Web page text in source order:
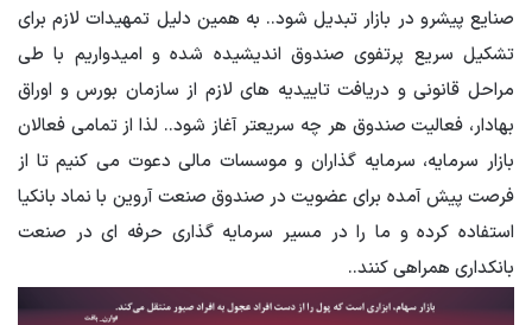
صنایع پیشرو در بازار تبدیل شود.. به همین دلیل تمهیدات لازم برای
تشکیل سریع پرتفوی صندوق اندیشیده شده و امیدواریم با طی
مراحل قانونی و دریافت تاییدیه های لازم از سازمان بورس و اوراق
بهادار، فعالیت صندوق هر چه سریعتر آغاز شود.. لذا از تمامی فعالان
بازار سرمایه، سرمایه گذاران و موسسات مالی دعوت می کنیم تا از
فرصت پیش آمده برای عضویت در صندوق صنعت آروین با نماد بانکیا
استفاده کرده و ما را در مسیر سرمایه گذاری حرفه ای در صنعت
بانکداری همراهی کنند..